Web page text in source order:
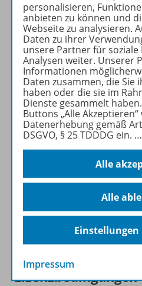
zu
unserer
Beschreibung
Lizenzbedingungen
personalisieren,
anbieten zu können und
Webseite zu analysieren.
Daten zu ihrer
unsere Partner für
Analysen weiter. Unserer
Informationen
Daten zusammen, die Sie
haben oder die sie im
Dienste gesammelt
Buttons „Alle
Datenerhebung gemäß
DSGVO, § 25 TDDDG ein. …
Alle
Alle
Impressum